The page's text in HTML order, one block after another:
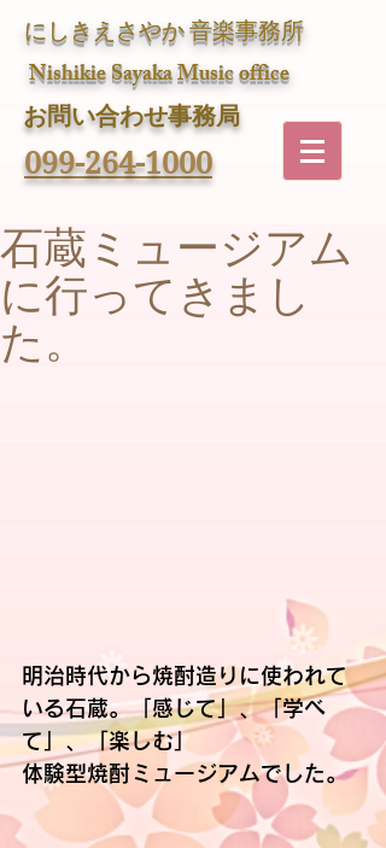
にしきえさやか 音楽事務所
Nishikie Sayaka Music office
​お問い合わせ事務局
099-264-1000
石蔵ミュージアム
に行ってきまし
た。
明治時代から焼酎造りに使われて
いる石蔵。「感じて」、「学べ
て」、「楽しむ」
体験型焼酎ミュージアムでした。